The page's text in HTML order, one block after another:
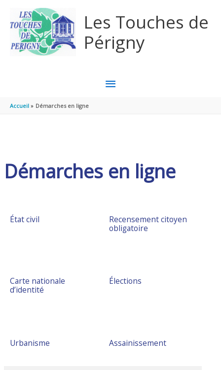
Les Touches de
Périgny
MENU
Accueil Démarches en ligne
Démarches en ligne
État civil
Recensement citoyen
obligatoire
Carte nationale
d’identité
Élections
Urbanisme Assainissement